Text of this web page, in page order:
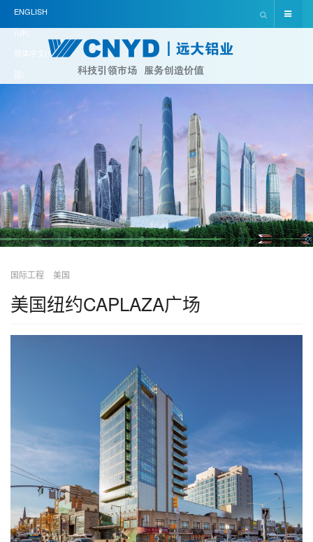
ENGLISH
(UK)
简体中文(中
国)
国际工程 美国
美国纽约CAPLAZA广场